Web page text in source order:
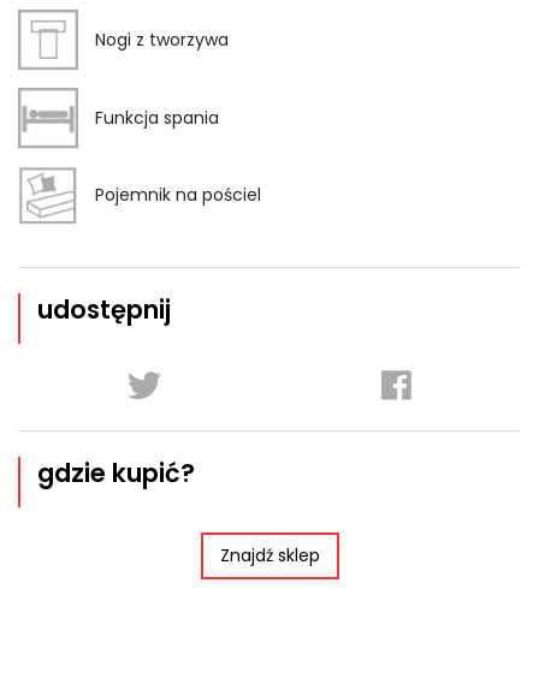
Nogi z tworzywa
Funkcja spania
Pojemnik na pościel
udostępnij
gdzie kupić?
Znajdź sklep